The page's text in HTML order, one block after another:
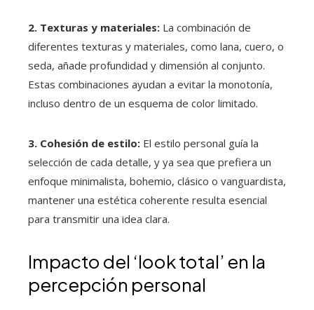
2. Texturas y materiales: La combinación de
diferentes texturas y materiales, como lana, cuero, o
seda, añade profundidad y dimensión al conjunto.
Estas combinaciones ayudan a evitar la monotonía,
incluso dentro de un esquema de color limitado.
3. Cohesión de estilo: El estilo personal guía la
selección de cada detalle, y ya sea que prefiera un
enfoque minimalista, bohemio, clásico o vanguardista,
mantener una estética coherente resulta esencial
para transmitir una idea clara.
Impacto del ‘look total’ en la
percepción personal